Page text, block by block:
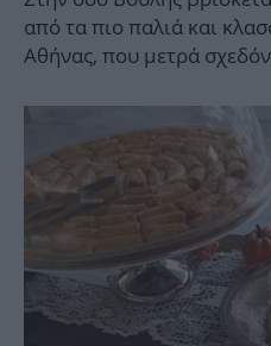
από τα πιο παλιά και
Αθήνας, που μετρά